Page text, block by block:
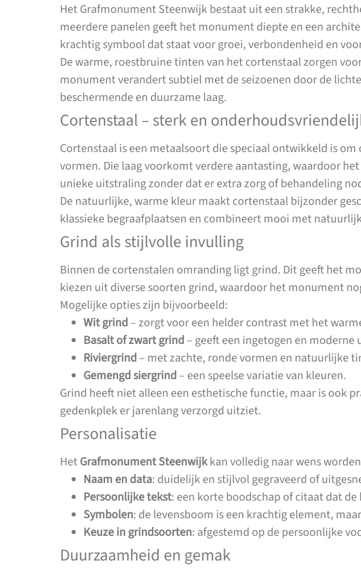
Het Grafmonument Steenwijk bestaat uit een strakke,
meerdere panelen geeft het monument diepte en een
krachtig symbool dat staat voor groei, verbondenheid en
De warme, roestbruine tinten van het cortenstaal zorgen
monument verandert subtiel met de seizoenen door de
beschermende en duurzame laag.
Cortenstaal – sterk en
Cortenstaal is een metaalsoort die speciaal ontwikkeld is
vormen. Die laag voorkomt verdere aantasting, waardoor
unieke uitstraling zonder dat er extra zorg of behandeling
De natuurlijke, warme kleur maakt cortenstaal bijzonder
klassieke begraafplaatsen en combineert mooi met
Grind als stijlvolle invulling
Binnen de cortenstalen omranding ligt grind. Dit geeft het
kiezen uit diverse soorten grind, waardoor het monument
Mogelijke opties zijn bijvoorbeeld:
Wit grind– zorgt voor een helder contrast met het
Basalt of zwart grind– geeft een ingetogen en moderne
Riviergrind– met zachte, ronde vormen en natuurlijke
Gemengd siergrind– een speelse variatie van kleuren.
Grind heeft niet alleen een esthetische functie, maar is ook
gedenkplek er jarenlang verzorgd uitziet.
Personalisatie
HetGrafmonument Steenwijkkan volledig naar wens
Naam en data: duidelijk en stijlvol gegraveerd of
Persoonlijke tekst: een korte boodschap of citaat dat
Symbolen: de levensboom is een krachtig element,
Keuze in grindsoorten: afgestemd op de persoonlijke
Duurzaamheid en gemak